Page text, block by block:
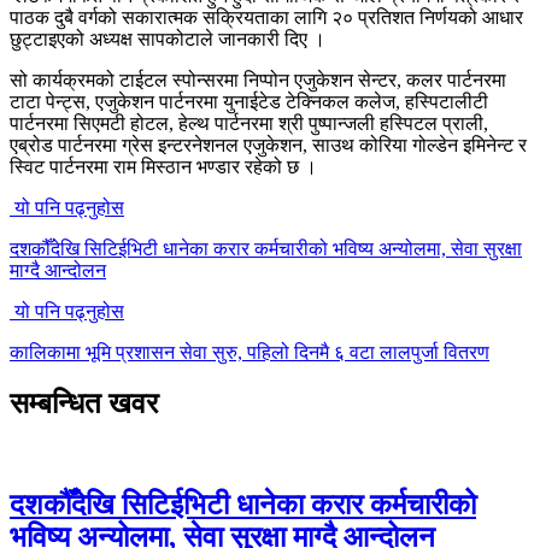
पाठक दुबै वर्गको सकारात्मक सक्रियताका लागि २० प्रतिशत निर्णयको आधार
छुट्टाइएको अध्यक्ष सापकोटाले जानकारी दिए ।
सो कार्यक्रमको टाईटल स्पोन्सरमा निप्पोन एजुकेशन सेन्टर, कलर पार्टनरमा
टाटा पेन्ट्स, एजुकेशन पार्टनरमा युनाईटेड टेक्निकल कलेज, हस्पिटालीटी
पार्टनरमा सिएमटी होटल, हेल्थ पार्टनरमा श्री पुष्पान्जली हस्पिटल प्राली,
एब्रोड पार्टनरमा ग्रेस इन्टरनेशनल एजुकेशन, साउथ कोरिया गोल्डेन इमिनेन्ट र
स्विट पार्टनरमा राम मिस्ठान भण्डार रहेको छ ।
यो पनि पढ्नुहोस
दशकौँदेखि सिटिईभिटी धानेका करार कर्मचारीको भविष्य अन्योलमा, सेवा सुरक्षा
माग्दै आन्दोलन
यो पनि पढ्नुहोस
कालिकामा भूमि प्रशासन सेवा सुरु, पहिलो दिनमै ६ वटा लालपुर्जा वितरण
सम्बन्धित खवर
दशकौँदेखि सिटिईभिटी धानेका करार कर्मचारीको
भविष्य अन्योलमा, सेवा सुरक्षा माग्दै आन्दोलन